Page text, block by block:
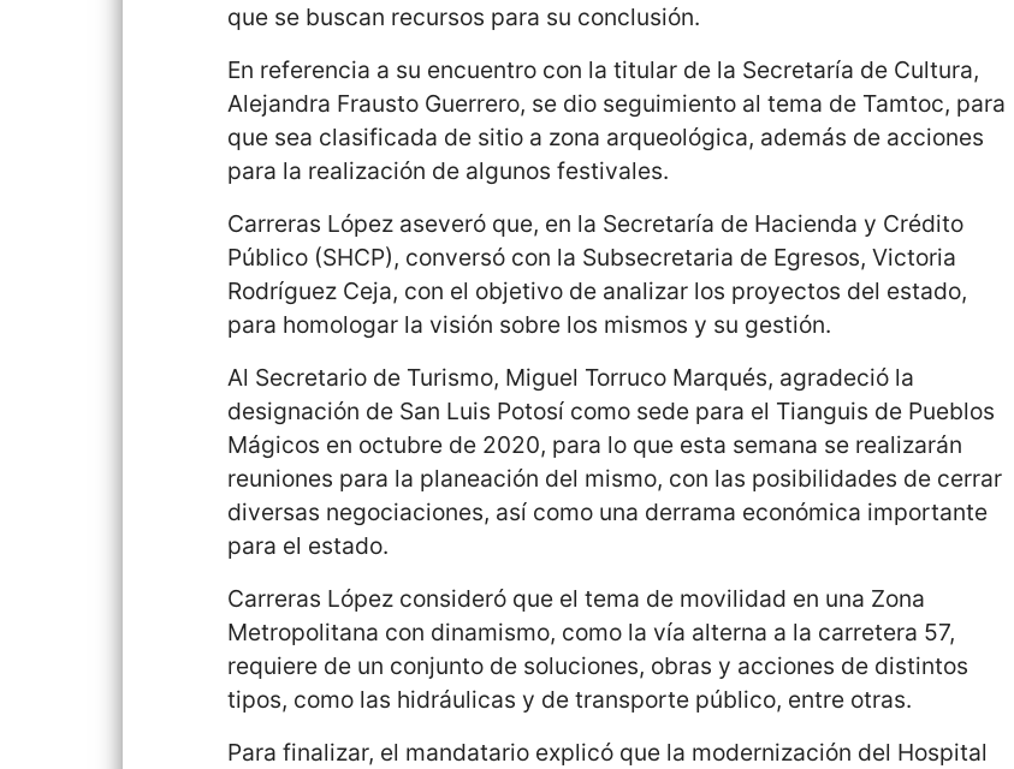
que se buscan recursos para su conclusión.
En referencia a su encuentro con la titular de la Secretaría de Cultura,
Alejandra Frausto Guerrero, se dio seguimiento al tema de Tamtoc, para
que sea clasificada de sitio a zona arqueológica, además de acciones
para la realización de algunos festivales.
Carreras López aseveró que, en la Secretaría de Hacienda y Crédito
Público (SHCP), conversó con la Subsecretaria de Egresos, Victoria
Rodríguez Ceja, con el objetivo de analizar los proyectos del estado,
para homologar la visión sobre los mismos y su gestión.
Al Secretario de Turismo, Miguel Torruco Marqués, agradeció la
designación de San Luis Potosí como sede para el Tianguis de Pueblos
Mágicos en octubre de 2020, para lo que esta semana se realizarán
reuniones para la planeación del mismo, con las posibilidades de cerrar
diversas negociaciones, así como una derrama económica importante
para el estado.
Carreras López consideró que el tema de movilidad en una Zona
Metropolitana con dinamismo, como la vía alterna a la carretera 57,
requiere de un conjunto de soluciones, obras y acciones de distintos
tipos, como las hidráulicas y de transporte público, entre otras.
Para finalizar, el mandatario explicó que la modernización del Hospital